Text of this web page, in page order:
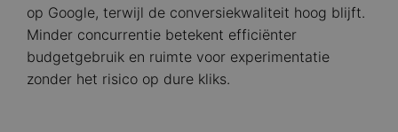
op Google, terwijl de conversiekwaliteit hoog blijft.
Minder concurrentie betekent efficiënter
budgetgebruik en ruimte voor experimentatie
zonder het risico op dure kliks.